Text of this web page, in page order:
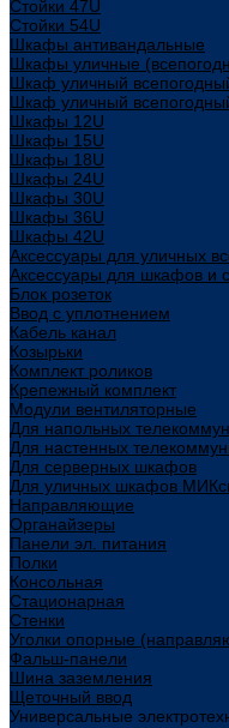
Стойки 47U
Стойки 54U
Шкафы антивандальные
Шкафы уличные
Шкаф уличный
Шкаф уличный
Шкафы 12U
Шкафы 15U
Шкафы 18U
Шкафы 24U
Шкафы 30U
Шкафы 36U
Шкафы 42U
Аксессуары для уличных
Аксессуары для шкафов и
Блок розеток
Ввод с уплотнением
Кабель канал
Козырьки
Комплект роликов
Крепежный комплект
Модули вентиляторные
Для напольных
Для настенных
Для серверных шкафов
Для уличных шкафов
Направляющие
Органайзеры
Панели эл. питания
Полки
Консольная
Стационарная
Стенки
Уголки опорные
Фальш-панели
Шина заземления
Щеточный ввод
Универсальные